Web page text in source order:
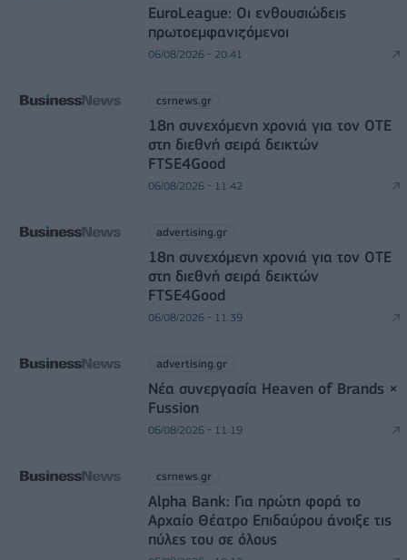
EuroLeague: Οι ενθουσιώδεις
πρωτοεμφανιζόμενοι
06/08/2026 - 20:41
csrnews.gr
18η συνεχόμενη χρονιά για τον ΟΤΕ
στη διεθνή σειρά δεικτών
FTSE4Good
06/08/2026 - 11:42
advertising.gr
18η συνεχόμενη χρονιά για τον ΟΤΕ
στη διεθνή σειρά δεικτών
FTSE4Good
06/08/2026 - 11:39
advertising.gr
Νέα συνεργασία Heaven of Brands ×
Fussion
06/08/2026 - 11:19
csrnews.gr
Alpha Bank: Για πρώτη φορά το
Αρχαίο Θέατρο Επιδαύρου άνοιξε τις
πύλες του σε όλους